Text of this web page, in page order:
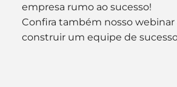
empresa rumo ao sucesso!
Confira também nosso
construir um equipe de